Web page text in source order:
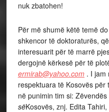
nuk zbatohen!
Për më shumë këtë temë
shkencor të doktoraturës,
interesuarit për të marrë
dergojnë kërkesë për të
ermirab@yahoo.com. I jam
respektuara të Kosovës
në punimin tim si:
sëKosovës, znj. Edita Tahiri,